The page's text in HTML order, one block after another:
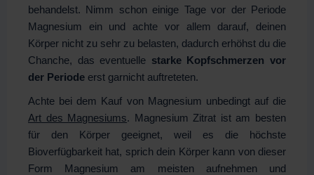
behandelst. Nimm schon einige Tage vor der Periode
Magnesium ein und achte vor allem darauf, deinen
Körper nicht zu sehr zu belasten, dadurch erhöhst du die
Chanche, das eventuelle starke Kopfschmerzen vor
der Periode erst garnicht auftreteten.
Achte bei dem Kauf von Magnesium unbedingt auf die
Art des Magnesiums. Magnesium Zitrat ist am besten
für den Körper geeignet, weil es die höchste
Bioverfügbarkeit hat, sprich dein Körper kann von dieser
Form Magnesium am meisten aufnehmen und